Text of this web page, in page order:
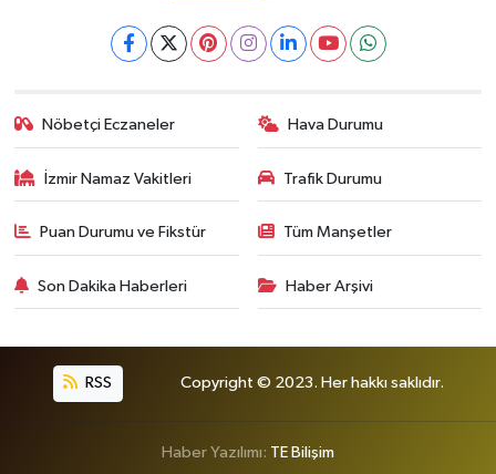
Nöbetçi Eczaneler Hava Durumu
İzmir Namaz Vakitleri Trafik Durumu
Puan Durumu ve Fikstür Tüm Manşetler
Son Dakika Haberleri Haber Arşivi
RSS Copyright © 2023. Her hakkı saklıdır.
Haber Yazılımı: TE Bilişim